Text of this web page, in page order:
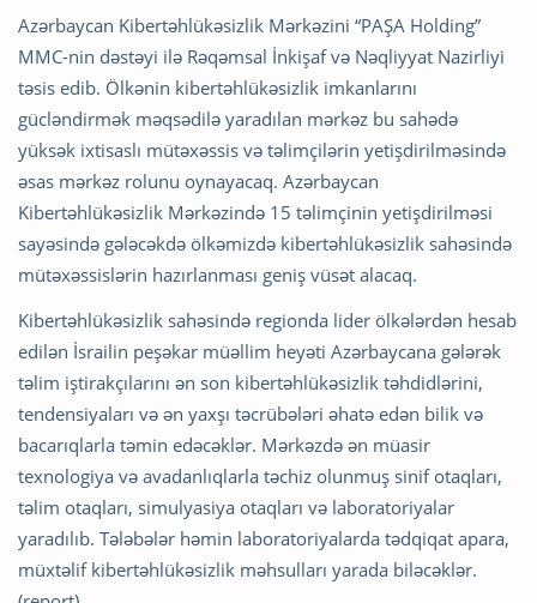
Azərbaycan Kibertəhlükəsizlik Mərkəzini “PAŞA Holding”
MMC-nin dəstəyi ilə Rəqəmsal İnkişaf və Nəqliyyat Nazirliyi
təsis edib. Ölkənin kibertəhlükəsizlik imkanlarını
gücləndirmək məqsədilə yaradılan mərkəz bu sahədə
yüksək ixtisaslı mütəxəssis və təlimçilərin yetişdirilməsində
əsas mərkəz rolunu oynayacaq. Azərbaycan
Kibertəhlükəsizlik Mərkəzində 15 təlimçinin yetişdirilməsi
sayəsində gələcəkdə ölkəmizdə kibertəhlükəsizlik sahəsində
mütəxəssislərin hazırlanması geniş vüsət alacaq.
Kibertəhlükəsizlik sahəsində regionda lider ölkələrdən hesab
edilən İsrailin peşəkar müəllim heyəti Azərbaycana gələrək
təlim iştirakçılarını ən son kibertəhlükəsizlik təhdidlərini,
tendensiyaları və ən yaxşı təcrübələri əhatə edən bilik və
bacarıqlarla təmin edəcəklər. Mərkəzdə ən müasir
texnologiya və avadanlıqlarla təchiz olunmuş sinif otaqları,
təlim otaqları, simulyasiya otaqları və laboratoriyalar
yaradılıb. Tələbələr həmin laboratoriyalarda tədqiqat apara,
müxtəlif kibertəhlükəsizlik məhsulları yarada biləcəklər.